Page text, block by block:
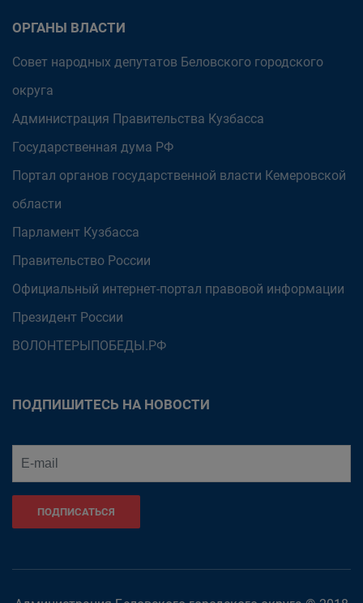
ОРГАНЫ ВЛАСТИ
Совет народных депутатов Беловского городского
округа
Администрация Правительства Кузбасса
Государственная дума РФ
Портал органов государственной власти Кемеровской
области
Парламент Кузбасса
Правительство России
Официальный интернет-портал правовой информации
Президент России
ВОЛОНТЕРЫПОБЕДЫ.РФ
ПОДПИШИТЕСЬ НА НОВОСТИ
ПОДПИСАТЬСЯ